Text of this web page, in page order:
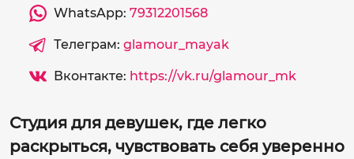
WhatsApp: 79312201568
Телеграм: glamour_mayak
Вконтакте: https://vk.ru/glamour_mk
Студия для девушек, где легко
раскрыться, чувствовать себя уверенно